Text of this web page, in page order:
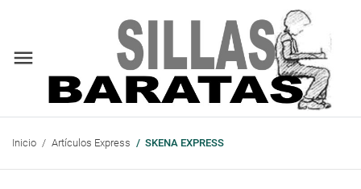
Inicio Artículos Express SKENA EXPRESS